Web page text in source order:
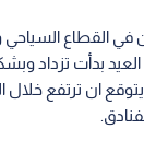
في القطاع
العيد بدأت تزداد
نسبة 95 %، ويتوقع ان